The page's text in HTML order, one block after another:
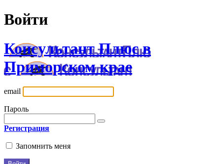
Войти
Консультант Плюс в
Приморском крае
email
Пароль
Регистрация
Запомнить меня